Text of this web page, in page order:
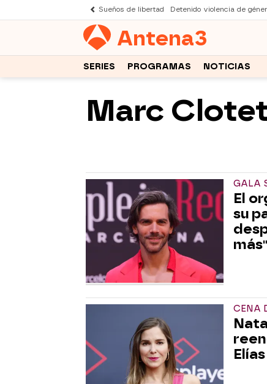
Sueños de libertad Detenido violencia de
Antena3
SERIES PROGRAMAS NOTICIAS
Marc
GALA
El
su
más"
CENA